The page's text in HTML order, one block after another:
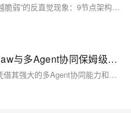
本文揭示多智能体系统中“Agent越多越脆弱”的反直觉现象：9节点架构因上下文爆炸、状态同步延迟与幻觉传染导致性能骤降。经根因分析，提出“砍至5节点+意图委派+内存分区”三重优化，实现Token降耗40%、故障隔离强化。核心主张：好系统靠清晰边界，而非密集连接
新手必看：1分钟部署OpenClaw与多Agent协同保姆级教程，附阿里云百炼API配置及避坑指南
2026年的OpenClaw（原Clawdbot）凭借其强大的多Agent协同能力和跨平台部署特性，成为了实现复杂任务自动化的核心工具。与普通AI工具不同，OpenClaw支持多个智能体各司其职、协同工作，能将复杂任务拆解为多个子任务并行处理，同时具备专业化分工、容错性强的优势。但对于零基础用户而言，从部署到实现多Agent协同，需要完成全平台环境搭建、阿里云百炼API配置、智能体角色定义和工作流编排等一系列步骤。本文将从新手视角出发，详细讲解2026年OpenClaw在阿里云、MacOS、Linux、Windows11的本地部署流程，完成阿里云百炼免费大模型API的核心配置